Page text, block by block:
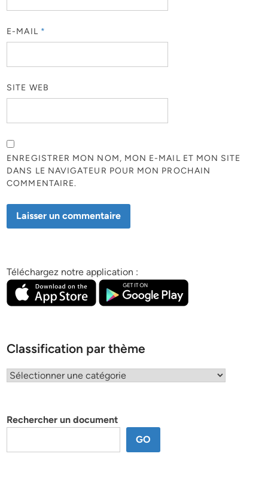
E-MAIL *
SITE WEB
ENREGISTRER MON NOM, MON E-MAIL ET MON SITE
DANS LE NAVIGATEUR POUR MON PROCHAIN
COMMENTAIRE.
Téléchargez notre application :
Classification par thème
Classification
Rechercher un document
GO